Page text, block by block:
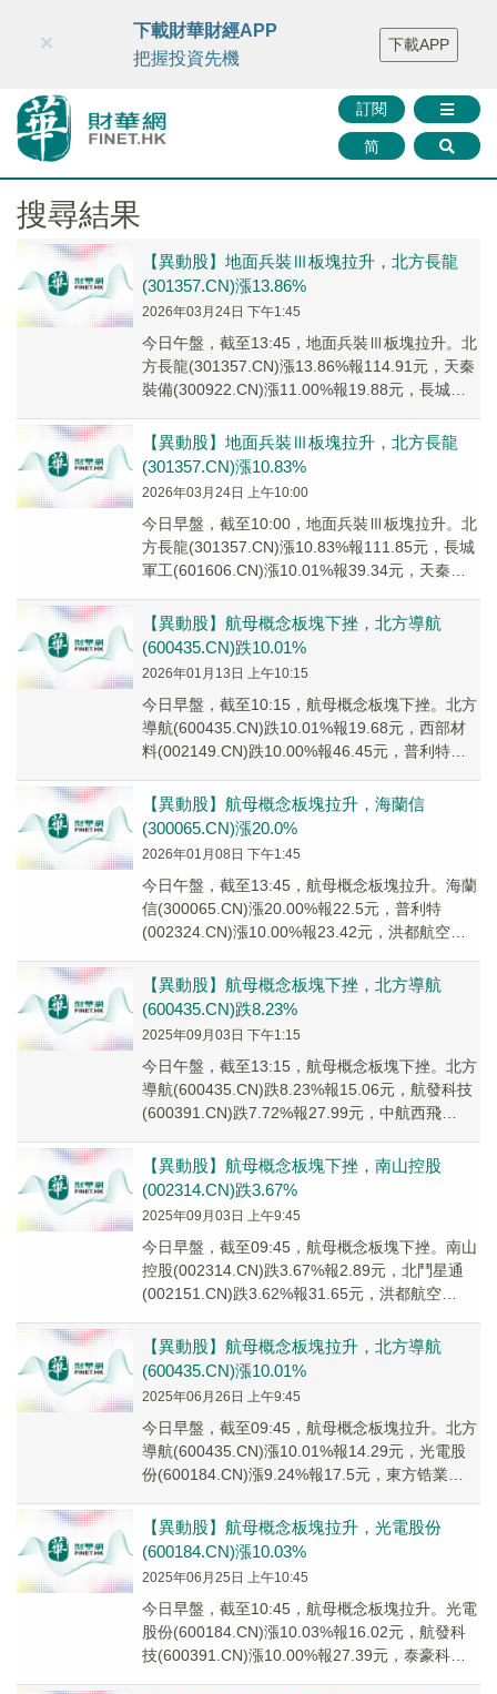
財華智庫網 FINTV FINMETA 財華證券 媒體矩陣
智庫沙龍
聯絡我們
訂閱
简
×
下載財華財經APP
把握投資先機
下載APP
搜尋結果
【異動股】地面兵裝Ⅲ板塊拉升，北方長龍
(301357.CN)漲13.86%
2026年03月24日 下午1:45
今日午盤，截至13:45，地面兵裝Ⅲ板塊拉升。北
方長龍(301357.CN)漲13.86%報114.91元，天秦
裝備(300922.CN)漲11.00%報19.88元，長城軍
【異動股】地面兵裝Ⅲ板塊拉升，北方長龍
(301357.CN)漲10.83%
2026年03月24日 上午10:00
今日早盤，截至10:00，地面兵裝Ⅲ板塊拉升。北
方長龍(301357.CN)漲10.83%報111.85元，長城
軍工(601606.CN)漲10.01%報39.34元，天秦裝
【異動股】航母概念板塊下挫，北方導航
(600435.CN)跌10.01%
2026年01月13日 上午10:15
今日早盤，截至10:15，航母概念板塊下挫。北方
導航(600435.CN)跌10.01%報19.68元，西部材
料(002149.CN)跌10.00%報46.45元，普利特
【異動股】航母概念板塊拉升，海蘭信
(300065.CN)漲20.0%
2026年01月08日 下午1:45
今日午盤，截至13:45，航母概念板塊拉升。海蘭
信(300065.CN)漲20.00%報22.5元，普利特
(002324.CN)漲10.00%報23.42元，洪都航空
【異動股】航母概念板塊下挫，北方導航
(600435.CN)跌8.23%
2025年09月03日 下午1:15
今日午盤，截至13:15，航母概念板塊下挫。北方
導航(600435.CN)跌8.23%報15.06元，航發科技
(600391.CN)跌7.72%報27.99元，中航西飛
【異動股】航母概念板塊下挫，南山控股
(002314.CN)跌3.67%
2025年09月03日 上午9:45
今日早盤，截至09:45，航母概念板塊下挫。南山
控股(002314.CN)跌3.67%報2.89元，北鬥星通
(002151.CN)跌3.62%報31.65元，洪都航空
【異動股】航母概念板塊拉升，北方導航
(600435.CN)漲10.01%
2025年06月26日 上午9:45
今日早盤，截至09:45，航母概念板塊拉升。北方
導航(600435.CN)漲10.01%報14.29元，光電股
份(600184.CN)漲9.24%報17.5元，東方锆業
【異動股】航母概念板塊拉升，光電股份
(600184.CN)漲10.03%
2025年06月25日 上午10:45
今日早盤，截至10:45，航母概念板塊拉升。光電
股份(600184.CN)漲10.03%報16.02元，航發科
技(600391.CN)漲10.00%報27.39元，泰豪科技